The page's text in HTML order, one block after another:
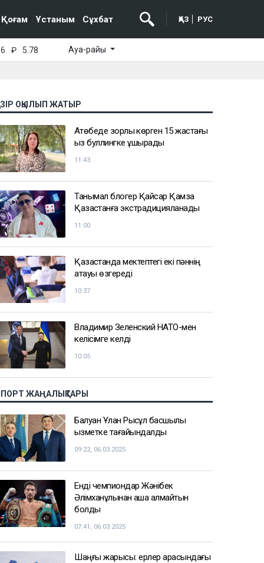
Қоғам Ұстаным Сұхбат ҚАЗ РУС
₽ 5.78 Ауа-райы
ОҚЫЛЫП ЖАТЫР
Ақтөбеде зорлық көрген 15 жастағы
қыз буллингке ұшырады
11:43
Танымал блогер Қайсар Қамза
Қазақстанға экстрадицияланады
11:00
Қазақстанда мектептегі екі пәннің
атауы өзгереді
10:37
Владимир Зеленский НАТО-мен
келісімге келді
10:05
ЖАҢАЛЫҚТАРЫ
Балуан Ұлан Рысқұл басшылық
қызметке тағайындалды
09:22, 06.03.2025
Енді чемпиондар Жәнібек
Әлімханұлынан қаша алмайтын
болды
07:41, 06.03.2025
Шаңғы жарысы: ерлер арасындағы